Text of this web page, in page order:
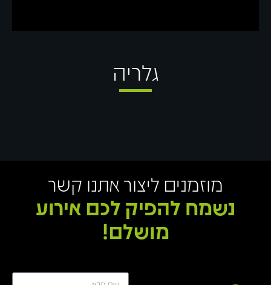
גלריה
מוזמנים ליצור אתנו קשר
נשמח להפיק לכם אירוע
מושלם!